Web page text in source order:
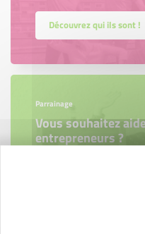
Découvrez qui ils sont !
Parrainage
Vous souhaitez
entrepreneurs ?